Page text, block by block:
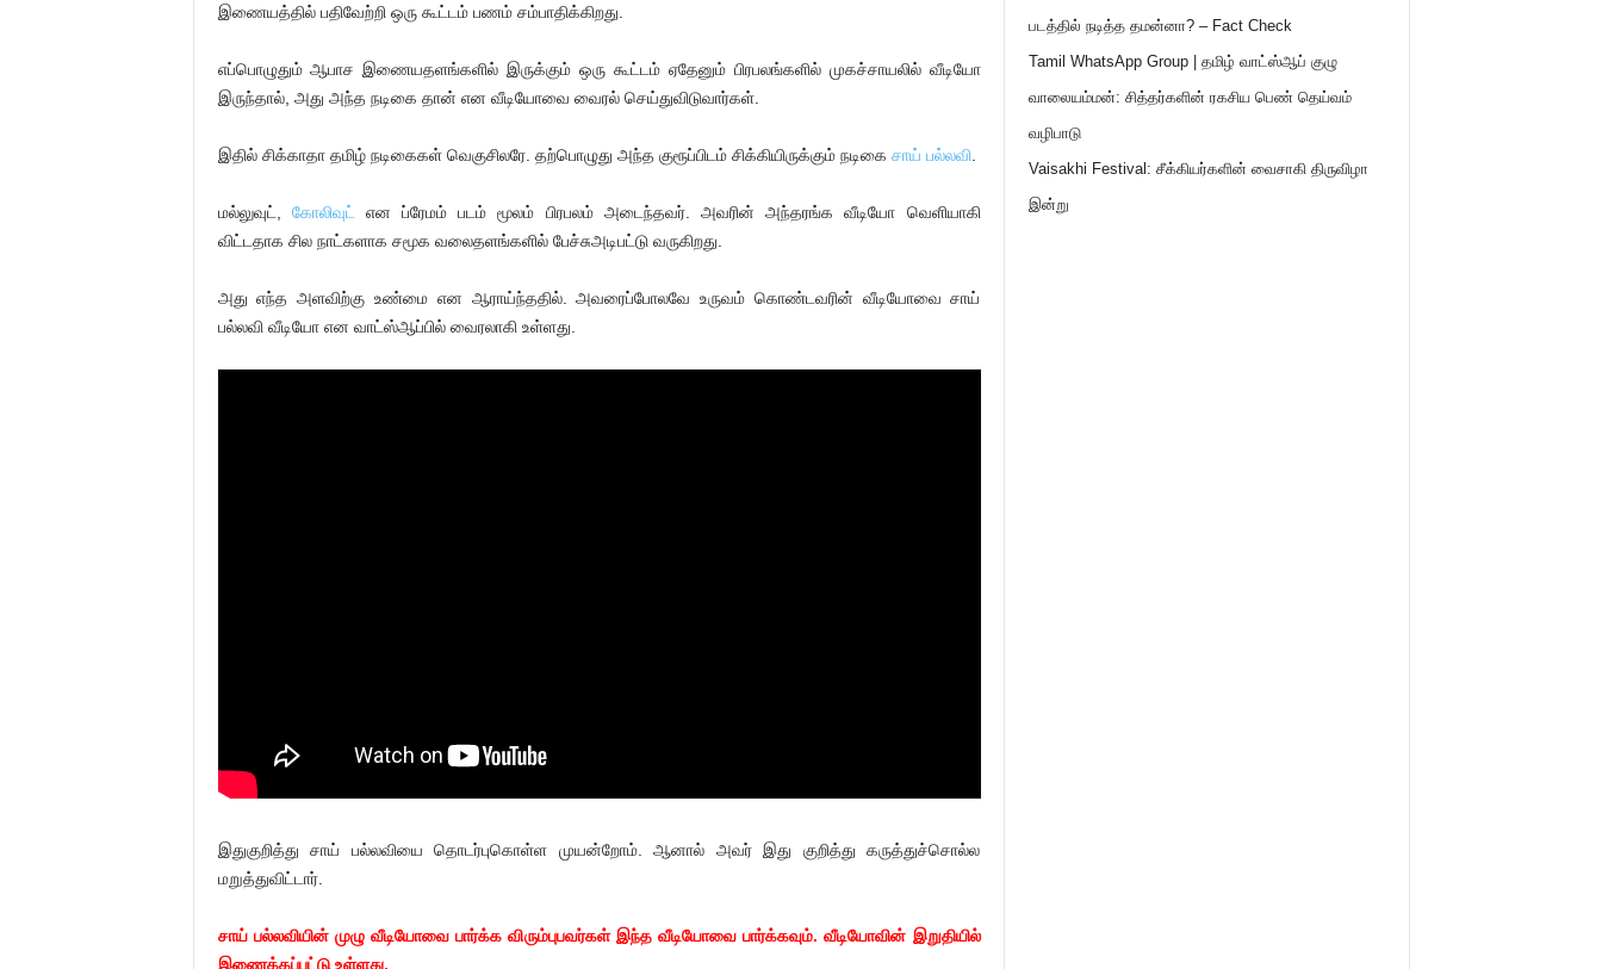
இணையத்தில் பதிவேற்றி ஒரு கூட்டம் பணம் சம்பாதிக்கிறது.
எப்பொழுதும் ஆபாச இணையதளங்களில் இருக்கும் ஒரு கூட்டம் ஏதேனும் பிரபலங்களில் முகச்சாயலில் வீடியோ
இருந்தால், அது அந்த நடிகை தான் என வீடியோவை வைரல் செய்துவிடுவார்கள்.
இதில் சிக்காதா தமிழ் நடிகைகள் வெகுசிலரே. தற்பொழுது அந்த குரூப்பிடம் சிக்கியிருக்கும் நடிகை சாய் பல்லவி
மல்லுவுட், கோலிவுட்
என ப்ரேமம் படம் மூலம் பிரபலம் அடைந்தவர். அவரின் அந்தரங்க வீடியோ வெளியாகி
விட்டதாக சில நாட்களாக சமூக வலைதளங்களில் பேச்சுஅடிபட்டு வருகிறது.
அது எந்த அளவிற்கு உண்மை என ஆராய்ந்ததில். அவரைப்போலவே உருவம் கொண்டவரின் வீடியோவை சாய்
பல்லவி வீடியோ என வாட்ஸ்ஆப்பில் வைரலாகி உள்ளது.
இதுகுறித்து சாய் பல்லவியை தொடர்புகொள்ள முயன்றோம். ஆனால் அவர் இது குறித்து கருத்துச்சொல்ல
மறுத்துவிட்டார்.
சாய் பல்லவியின் முழு வீடியோவை பார்க்க விரும்புபவர்கள் இந்த வீடியோவை பார்க்கவும். வீடியோவின் இறுதியில்
இணைக்கப்பட்டு உள்ளது.
படத்தில் நடித்த தமன்னா? – Fact Check
Tamil WhatsApp Group | தமிழ் வாட்ஸ்ஆப் குழு
வாலையம்மன்: சித்தர்களின் ரகசிய பெண் தெய்வம்
வழிபாடு
Vaisakhi Festival: சீக்கியர்களின் வைசாகி திருவிழா
இன்று